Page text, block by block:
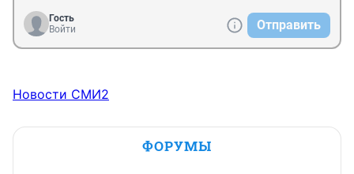
Гость
Войти
Отправить
Новости СМИ2
ФОРУМЫ